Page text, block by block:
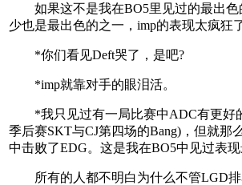
如果这不是我在BO5里见过的最出色
少也是最出色的之一，imp的表现太疯狂了
*你们看见Deft哭了，是吧?
*imp就靠对手的眼泪活。
*我只见过有一局比赛中ADC有更好
季后赛SKT与CJ第四场的Bang)，但就那
中击败了EDG。这是我在BO5中见过表现
所有的人都不明白为什么不管LGD排